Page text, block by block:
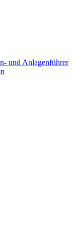
und Anlagenführer